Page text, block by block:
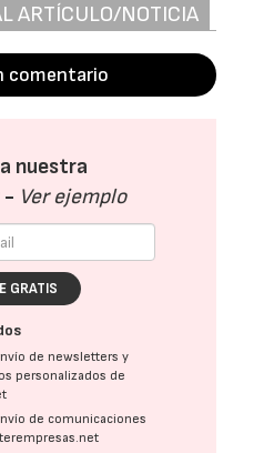
ARTÍCULO/NOTICIA
comentario
nuestra
- Ver ejemplo
GRATIS
de newsletters y
personalizados de
de comunicaciones